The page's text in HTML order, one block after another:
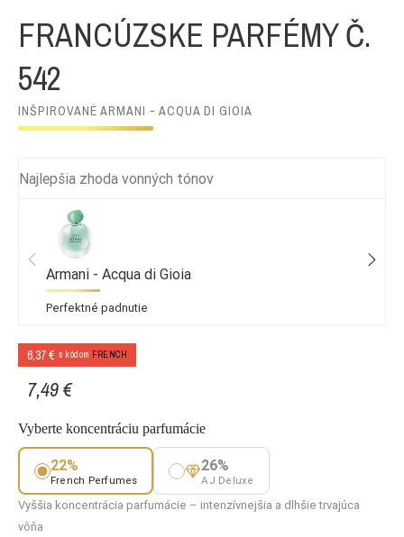
FRANCÚZSKE PARFÉMY Č.
542
INŠPIROVANÉ ARMANI - ACQUA DI GIOIA
Najlepšia zhoda vonných tónov
Armani - Acqua di Gioia
Perfektné padnutie
6,37 € s kódom FRENCH
7,49 €
Vyberte koncentráciu parfumácie
22%
French Perfumes
26%
AJ Deluxe
Vyššia koncentrácia parfumácie – intenzívnejšia a dlhšie trvajúca
vôňa